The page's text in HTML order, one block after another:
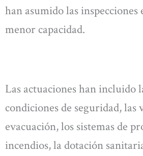
han asumido las inspecciones
menor capacidad.
Las actuaciones han incluido
condiciones de seguridad, las
evacuación, los sistemas de
incendios, la dotación